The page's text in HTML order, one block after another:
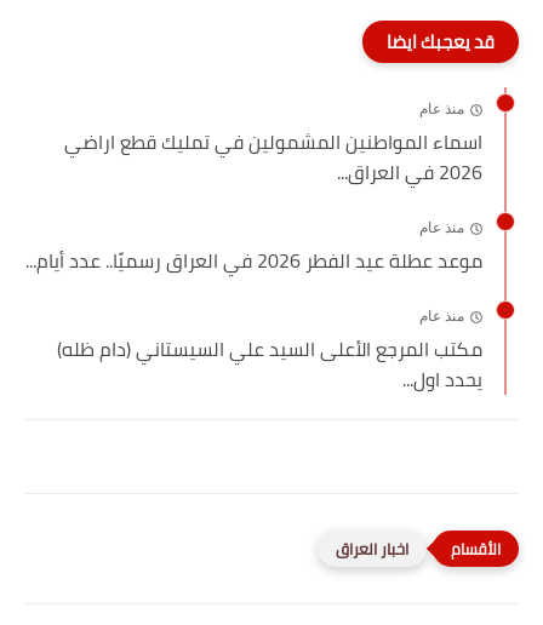
قد يعجبك ايضا
منذ عام
اسماء المواطنين المشمولين في تمليك قطع اراضي
2026 في العراق...
منذ عام
موعد عطلة عيد الفطر 2026 في العراق رسميًا.. عدد أيام...
منذ عام
مكتب المرجع الأعلى السيد علي السيستاني (دام ظله)
يحدد اول...
اخبار العراق